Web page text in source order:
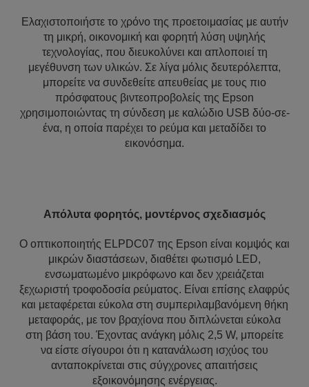
Ελαχιστοποιήστε το χρόνο της προετοιμασίας με αυτήν
τη μικρή, οικονομική και φορητή λύση υψηλής
τεχνολογίας, που διευκολύνει και απλοποιεί τη
μεγέθυνση των υλικών. Σε λίγα μόλις δευτερόλεπτα,
μπορείτε να συνδεθείτε απευθείας με τους πιο
πρόσφατους βιντεοπροβολείς της Epson
χρησιμοποιώντας τη σύνδεση με καλώδιο USB δύο-σε-
ένα, η οποία παρέχει το ρεύμα και μεταδίδει το
εικονόσημα.
Απόλυτα φορητός, μοντέρνος σχεδιασμός
Ο οπτικοποιητής ELPDC07 της Epson είναι κομψός και
μικρών διαστάσεων, διαθέτει φωτισμό LED,
ενσωματωμένο μικρόφωνο και δεν χρειάζεται
ξεχωριστή τροφοδοσία ρεύματος. Είναι επίσης ελαφρύς
και μεταφέρεται εύκολα στη συμπεριλαμβανόμενη θήκη
μεταφοράς, με τον βραχίονα που διπλώνεται εύκολα
στη βάση του. Έχοντας ανάγκη μόλις 2,5 W, μπορείτε
να είστε σίγουροι ότι η κατανάλωση ισχύος του
ανταποκρίνεται στις σύγχρονες απαιτήσεις
εξοικονόμησης ενέργειας.